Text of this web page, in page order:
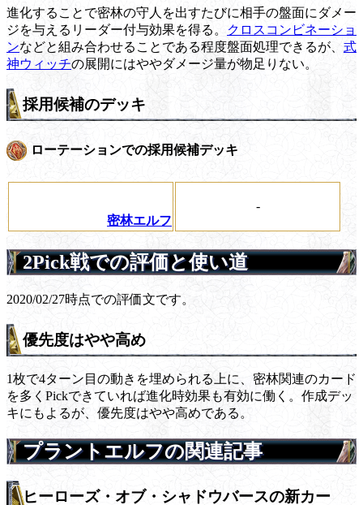
進化することで密林の守人を出すたびに相手の盤面にダメー
ジを与えるリーダー付与効果を得る。
クロスコンビネーショ
ンなどと組み合わせることである程度盤面処理できるが、 式
神ウィッチの展開にはややダメージ量が物足りない。
採用候補のデッキ
ローテーションでの採用候補デッキ
密林エルフ
-
2Pick戦での評価と使い道
2020/02/27時点での評価文です。
優先度はやや高め
1枚で4ターン目の動きを埋められる上に、密林関連のカード
を多くPickできていれば進化時効果も有効に働く。作成デッ
キにもよるが、優先度はやや高めである。
プラントエルフの関連記事
ヒーローズ・オブ・シャドウバースの新カー